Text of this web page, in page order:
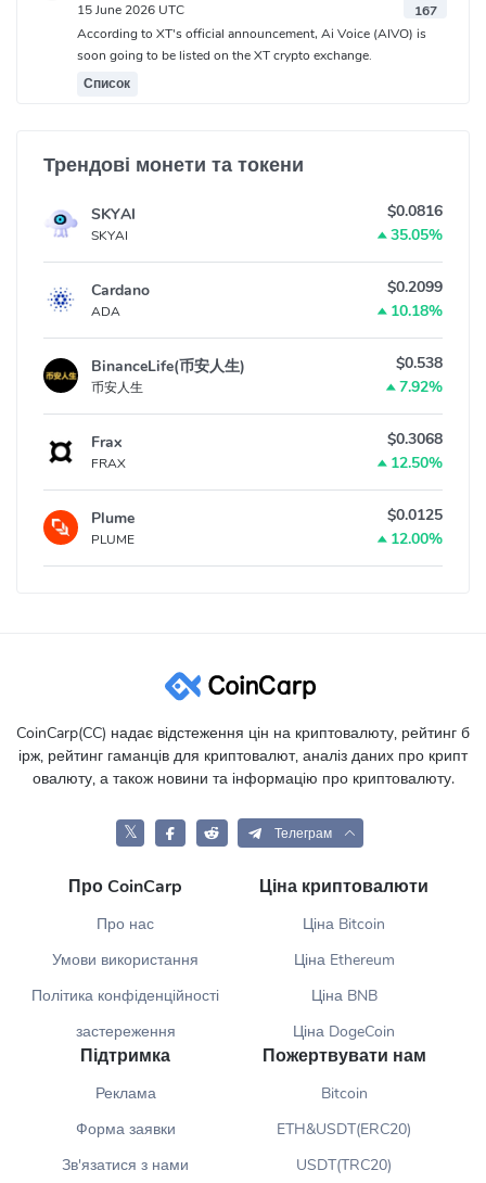
15 June 2026 UTC
167
According to XT's official announcement, Ai Voice (AIVO) is
soon going to be listed on the XT crypto exchange.
Список
Трендові монети та токени
SKYAI
SKYAI
$0.0816
35.05%
Cardano
ADA
$0.2099
10.18%
BinanceLife(币安人生)
币安人生
$0.538
7.92%
Frax
FRAX
$0.3068
12.50%
Plume
PLUME
$0.0125
12.00%
CoinCarp(CC) надає відстеження цін на криптовалюту, рейтинг б
ірж, рейтинг гаманців для криптовалют, аналіз даних про крипт
овалюту, а також новини та інформацію про криптовалюту.
𝕏 Телеграм
Про CoinCarp
Про нас
Умови використання
Політика конфіденційності
застереження
Ціна криптовалюти
Ціна Bitcoin
Ціна Ethereum
Ціна BNB
Ціна DogeCoin
Підтримка
Реклама
Форма заявки
Зв'язатися з нами
Пожертвувати нам
Bitcoin
ETH&USDT(ERC20)
USDT(TRC20)